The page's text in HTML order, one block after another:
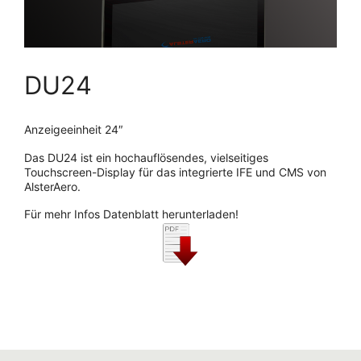
DU24
Anzeigeeinheit 24″
Das DU24 ist ein hochauflösendes, vielseitiges
Touchscreen-Display für das integrierte IFE und CMS von
AlsterAero.
Für mehr Infos Datenblatt herunterladen!